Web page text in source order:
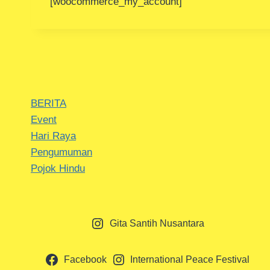
BERITA
Event
Hari Raya
Pengumuman
Pojok Hindu
Gita Santih Nusantara
Facebook International Peace Festival